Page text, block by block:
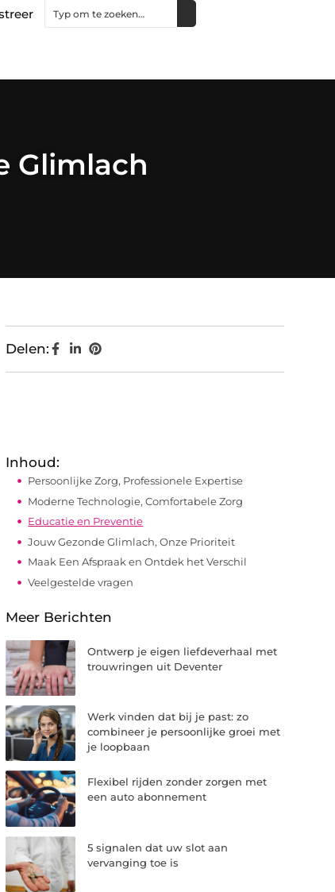
Glimlach
Delen:
Inhoud:
Persoonlijke Zorg, Professionele Expertise
Moderne Technologie, Comfortabele Zorg
Educatie en Preventie
Jouw Gezonde Glimlach, Onze Prioriteit
Maak Een Afspraak en Ontdek het Verschil
Veelgestelde vragen
Meer Berichten
Ontwerp je eigen liefdeverhaal met
trouwringen uit Deventer
Werk vinden dat bij je past: zo
combineer je persoonlijke groei met
je loopbaan
Flexibel rijden zonder zorgen met
een auto abonnement
5 signalen dat uw slot aan
vervanging toe is